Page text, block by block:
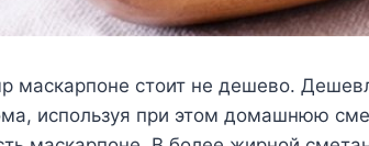
маскарпоне стоит не дешево.
используя при этом домашнюю